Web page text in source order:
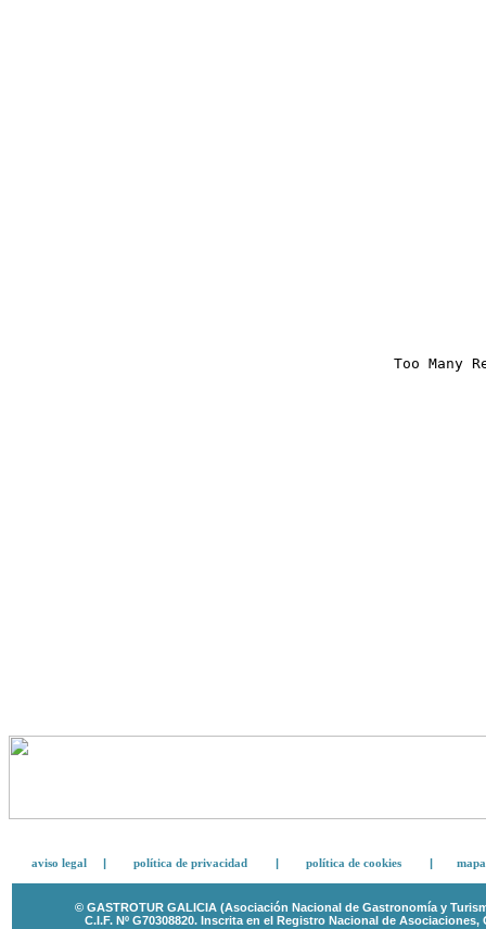
aviso legal | política de privacidad | política de cookies |
© GASTROTUR GALICIA (Asociación Nacional de Gastronomía y
C.I.F. Nº G70308820. Inscrita en el Registro Nacional de Asociaciones,